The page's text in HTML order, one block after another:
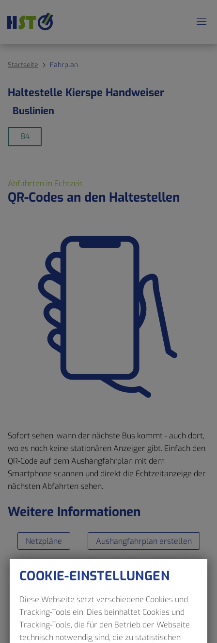
Startseite Fahrplan
Haltestelle Kierspe Handweiser
Buslinien
84
Abfahrten in Echtzeit
QR-Codes an den Haltestellen
Sofort sehen, wann der nächste Bus kommt - auch dort,
wo es noch keine stationären Anzeiger gibt. Einfach den
QR-Code auf dem Aushangfahrplan mit dem
Smartphone scannen und direkt die Echtzeitanzeige der
nächsten Abfahrten sehen.
Weitere Informationen
Netzpläne Aushangfahrplan erstellen
COOKIE-EINSTELLUNGEN
Diese Webseite setzt verschiedene Cookies und
Tracking-Tools ein. Dies beinhaltet Cookies und
Tracking-Tools, die für den Betrieb der Webseite
technisch notwendig sind, die zu statistischen